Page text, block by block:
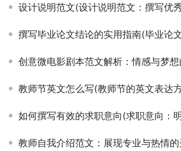
设计说明范文(设计说明范文：撰写优
撰写毕业论文结论的实用指南(毕业论文结论撰写
创意微电影剧本范文解析：情感与梦想的交织(微电影剧本创
教师节英文怎么写(教师节的英文表达
如何撰写有效的求职意向(求职意向：明确
教师自我介绍范文：展现专业与热情的开场(如何撰写吸引学